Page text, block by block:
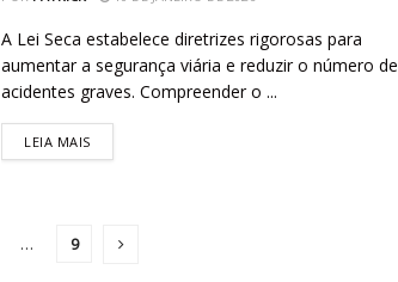
A Lei Seca estabelece diretrizes rigorosas para
aumentar a segurança viária e reduzir o número de
acidentes graves. Compreender o ...
LEIA MAIS
… 9